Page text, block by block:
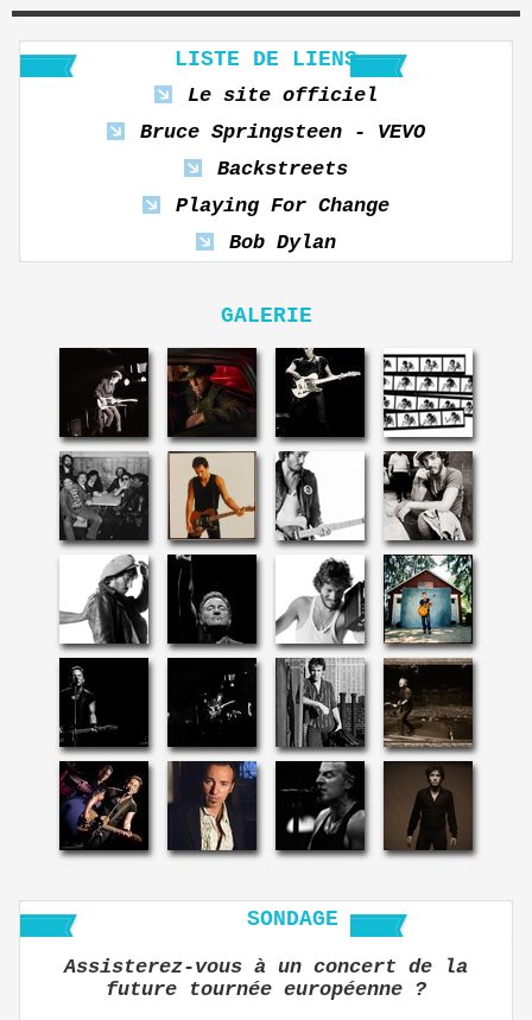
LISTE DE LIENS
Le site officiel
Bruce Springsteen - VEVO
Backstreets
Playing For Change
Bob Dylan
GALERIE
SONDAGE
Assisterez-vous à un concert de la
future tournée européenne ?